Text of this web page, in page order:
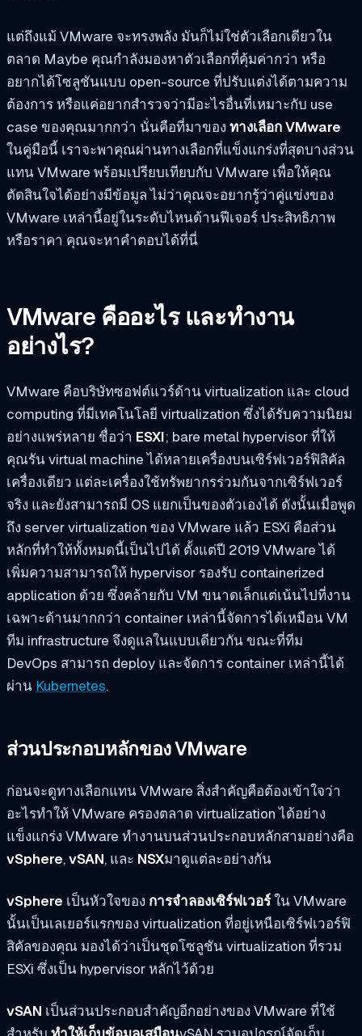
แต่ถึงแม้ VMware จะทรงพลัง มันก็ไม่ใช่ตัวเลือกเดียวใน
ตลาด Maybe คุณกำลังมองหาตัวเลือกที่คุ้มค่ากว่า หรือ
อยากได้โซลูชันแบบ open-source ที่ปรับแต่งได้ตามความ
ต้องการ หรือแค่อยากสำรวจว่ามีอะไรอื่นที่เหมาะกับ use
case ของคุณมากกว่า นั่นคือที่มาของ ทางเลือก VMware
ในคู่มือนี้ เราจะพาคุณผ่านทางเลือกที่แข็งแกร่งที่สุดบางส่วน
แทน VMware พร้อมเปรียบเทียบกับ VMware เพื่อให้คุณ
ตัดสินใจได้อย่างมีข้อมูล ไม่ว่าคุณจะอยากรู้ว่าคู่แข่งของ
VMware เหล่านี้อยู่ในระดับไหนด้านฟีเจอร์ ประสิทธิภาพ
หรือราคา คุณจะหาคำตอบได้ที่นี่
VMware คืออะไร และทำงาน
อย่างไร?
VMware คือบริษัทซอฟต์แวร์ด้าน virtualization และ cloud
computing ที่มีเทคโนโลยี virtualization ซึ่งได้รับความนิยม
อย่างแพร่หลาย ชื่อว่า ESXI; bare metal hypervisor ที่ให้
คุณรัน virtual machine ได้หลายเครื่องบนเซิร์ฟเวอร์ฟิสิคัล
เครื่องเดียว แต่ละเครื่องใช้ทรัพยากรร่วมกันจากเซิร์ฟเวอร์
จริง และยังสามารถมี OS แยกเป็นของตัวเองได้ ดังนั้นเมื่อพูด
ถึง server virtualization ของ VMware แล้ว ESXi คือส่วน
หลักที่ทำให้ทั้งหมดนี้เป็นไปได้ ตั้งแต่ปี 2019 VMware ได้
เพิ่มความสามารถให้ hypervisor รองรับ containerized
application ด้วย ซึ่งคล้ายกับ VM ขนาดเล็กแต่เน้นไปที่งาน
เฉพาะด้านมากกว่า container เหล่านี้จัดการได้เหมือน VM
ทีม infrastructure จึงดูแลในแบบเดียวกัน ขณะที่ทีม
DevOps สามารถ deploy และจัดการ container เหล่านี้ได้
ผ่าน Kubernetes.
ส่วนประกอบหลักของ VMware
ก่อนจะดูทางเลือกแทน VMware สิ่งสำคัญคือต้องเข้าใจว่า
อะไรทำให้ VMware ครองตลาด virtualization ได้อย่าง
แข็งแกร่ง VMware ทำงานบนส่วนประกอบหลักสามอย่างคือ
vSphere,vSAN, และ NSXมาดูแต่ละอย่างกัน
vSphere เป็นหัวใจของ การจำลองเซิร์ฟเวอร์ใน VMware
นั้นเป็นเลเยอร์แรกของ virtualization ที่อยู่เหนือเซิร์ฟเวอร์ฟิ
สิคัลของคุณ มองได้ว่าเป็นชุดโซลูชัน virtualization ที่รวม
ESXi ซึ่งเป็น hypervisor หลักไว้ด้วย
vSAN เป็นส่วนประกอบสำคัญอีกอย่างของ VMware ที่ใช้